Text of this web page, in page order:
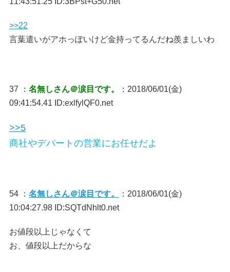
>>22
言葉遣いがアホっぽいけど金持ってるんだね羨ましいわ
37 ： 名無しさん＠涙目です。
：2018/06/01(金)
09:41:54.41 ID:exlfylQF0.net
>>5
商社やデパートの営業にお任せだよ
54 ： 名無しさん＠涙目です。
：2018/06/01(金)
10:04:27.98 ID:SQTdNhlt0.net
お値段以上じゃなくて
お、値段以上だからな